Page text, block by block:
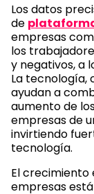
Los datos
de
empresas
los
y negativos, a
La tecnología,
ayudan a
aumento de
empresas de
invirtiendo
tecnología.
El crecimiento
empresas